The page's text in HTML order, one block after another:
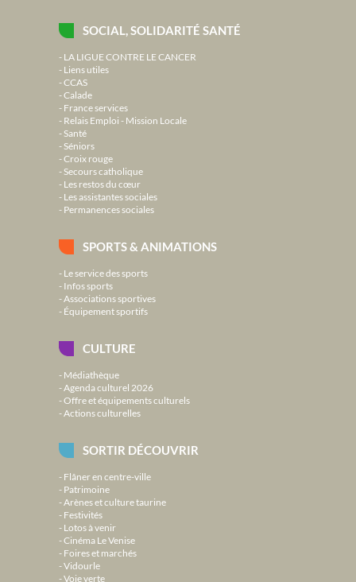
SOCIAL, SOLIDARITÉ SANTÉ
LA LIGUE CONTRE LE CANCER
Liens utiles
CCAS
Calade
France services
Relais Emploi - Mission Locale
Santé
Séniors
Croix rouge
Secours catholique
Les restos du cœur
Les assistantes sociales
Permanences sociales
SPORTS & ANIMATIONS
Le service des sports
Infos sports
Associations sportives
Équipement sportifs
CULTURE
Médiathèque
Agenda culturel 2026
Offre et équipements culturels
Actions culturelles
SORTIR DÉCOUVRIR
Flâner en centre-ville
Patrimoine
Arènes et culture taurine
Festivités
Lotos à venir
Cinéma Le Venise
Foires et marchés
Vidourle
Voie verte